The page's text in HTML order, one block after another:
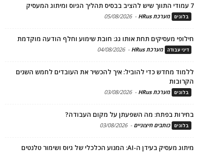
7 עמודי התווך שיש להציב בבסיס תהליך הגיוס ומיתוג המעסיק
בלוגים מערכת HRus -
05/08/2026
חילופי מעסיקים תחת אותו גג: חובת שימוע וחלף הודעה מוקדמת
דיני עבודה מערכת HRus -
04/08/2026
ללמוד מחדש כדי להוביל: איך להכשיר את העובדים לחמש השנים
הקרובות
בלוגים מערכת HRus -
03/08/2026
בחירות בפתח: מה השפעתן על מקום העבודה?
בלוגים כותבים חיצוניים -
03/08/2026
מיתוג מעסיק בעידן ה-AI: המנוע הכלכלי של גיוס ושימור טלנטים